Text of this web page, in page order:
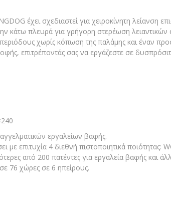
έχει σχεδιαστεί για χειροκίνητη λείανση
κάτω πλευρά για γρήγορη στερέωση
χωρίς κόπωση της παλάμης και έναν
επιτρέποντάς σας να εργάζεστε σε
εργαλείων βαφής.
επιτυχία 4 διεθνή πιστοποιητικά ποιότητας:
από 200 πατέντες για εργαλεία βαφής και
76 χώρες σε 6 ηπείρους.